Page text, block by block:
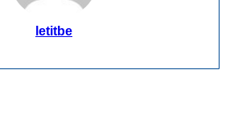
letitbe